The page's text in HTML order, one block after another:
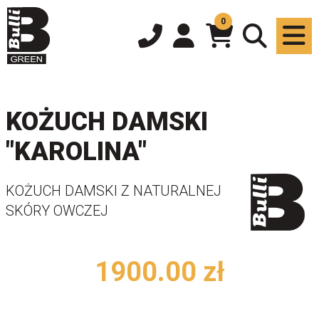
0
KOŻUCH DAMSKI
"KAROLINA"
KOŻUCH DAMSKI Z NATURALNEJ
SKÓRY OWCZEJ
1900.00 zł